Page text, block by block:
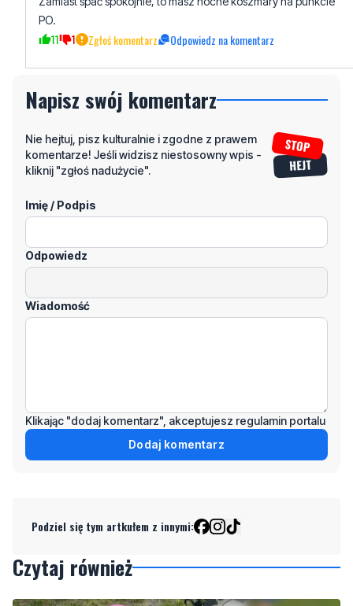
Napisz swój komentarz
komentarze! Jeśli widzisz niestosowny wpis -
kliknij "zgłoś nadużycie".
Imię / Podpis
Odpowiedz
Wiadomość